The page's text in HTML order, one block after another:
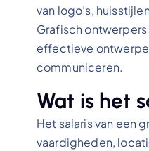
van logo’s,
Grafisch
effectieve
communiceren.
Wat is het
Het salaris van een
vaardigheden,